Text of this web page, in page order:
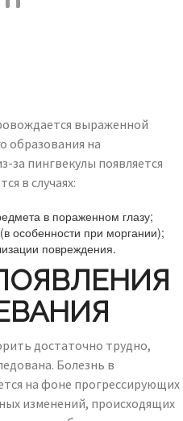
выраженной
образования на
за пингвекулы появляется
в случаях:
в пораженном глазу;
особенности при моргании);
повреждения.
достаточно трудно,
Болезнь в
на фоне прогрессирующих
изменений, происходящих